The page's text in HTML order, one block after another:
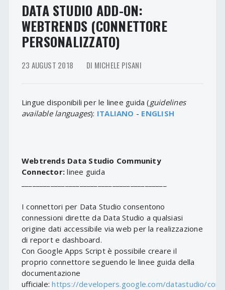
DATA STUDIO ADD-ON:
WEBTRENDS (CONNETTORE
PERSONALIZZATO)
23 AUGUST 2018 DI MICHELE PISANI
Lingue disponibili per le linee guida (guidelines
available languages): ITALIANO - ENGLISH
Webtrends Data Studio Community
Connector: linee guida
I connettori per Data Studio consentono
connessioni dirette da Data Studio a qualsiasi
origine dati accessibile via web per la realizzazione
di report e dashboard.
Con Google Apps Script è possibile creare il
proprio connettore seguendo le linee guida della
documentazione
ufficiale:https://developers.google.com/datastudio/